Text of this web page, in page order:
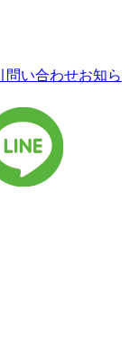
問い合わせお知ら